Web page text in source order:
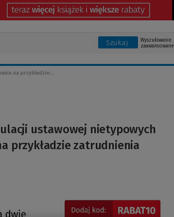
Szukaj
Wyszukiwanie
zaawansowane
na przykładzie...
ustawowej nietypowych
przykładzie zatrudnienia